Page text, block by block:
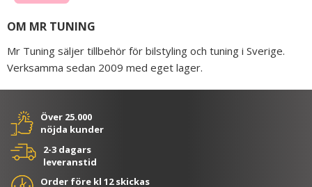
OM MR TUNING
Mr Tuning säljer tillbehör för bilstyling och tuning i Sverige.
Verksamma sedan 2009 med eget lager.
Över 25.000
nöjda kunder
2-3 dagars
leveranstid
Order före kl 12 skickas